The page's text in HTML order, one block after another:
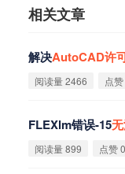
相关文章
解决AutoCAD许
阅读量 2466 点
FLEXlm错误-15无
阅读量 899 点赞 0